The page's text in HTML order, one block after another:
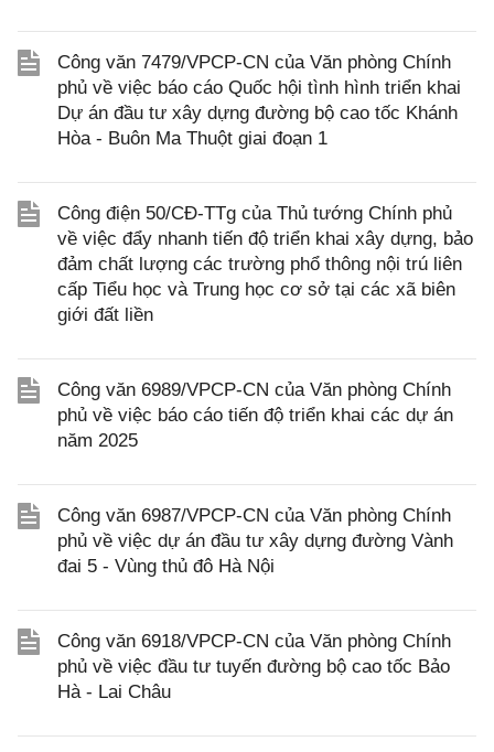
Công văn 7479/VPCP-CN của Văn phòng Chính
phủ về việc báo cáo Quốc hội tình hình triển khai
Dự án đầu tư xây dựng đường bộ cao tốc Khánh
Hòa - Buôn Ma Thuột giai đoạn 1
Công điện 50/CĐ-TTg của Thủ tướng Chính phủ
về việc đẩy nhanh tiến độ triển khai xây dựng, bảo
đảm chất lượng các trường phổ thông nội trú liên
cấp Tiểu học và Trung học cơ sở tại các xã biên
giới đất liền
Công văn 6989/VPCP-CN của Văn phòng Chính
phủ về việc báo cáo tiến độ triển khai các dự án
năm 2025
Công văn 6987/VPCP-CN của Văn phòng Chính
phủ về việc dự án đầu tư xây dựng đường Vành
đai 5 - Vùng thủ đô Hà Nội
Công văn 6918/VPCP-CN của Văn phòng Chính
phủ về việc đầu tư tuyến đường bộ cao tốc Bảo
Hà - Lai Châu